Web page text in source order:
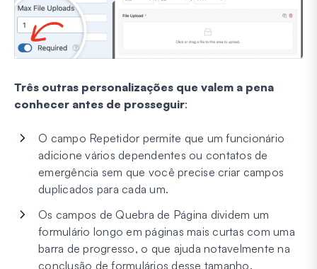
Três outras personalizações que valem a pena
conhecer antes de prosseguir:
O campo Repetidor permite que um funcionário
adicione vários dependentes ou contatos de
emergência sem que você precise criar campos
duplicados para cada um.
Os campos de Quebra de Página dividem um
formulário longo em páginas mais curtas com uma
barra de progresso, o que ajuda notavelmente na
conclusão de formulários desse tamanho.